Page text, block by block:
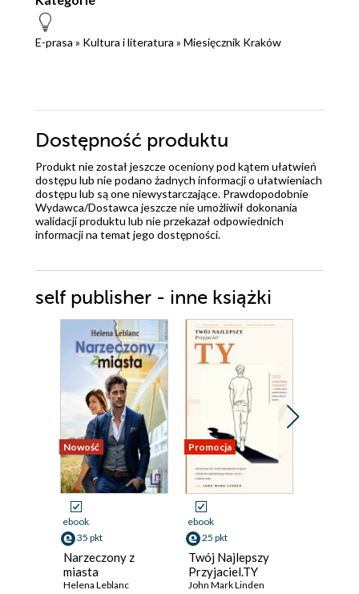
E-prasa » Kultura i literatura » Miesięcznik Kraków
Dostępność produktu
Produkt nie został jeszcze oceniony pod kątem ułatwień
dostępu lub nie podano żadnych informacji o ułatwieniach
dostępu lub są one niewystarczające. Prawdopodobnie
Wydawca/Dostawca jeszcze nie umożliwił dokonania
walidacji produktu lub nie przekazał odpowiednich
informacji na temat jego dostępności.
self publisher - inne książki
Nowość
ebook
35 pkt
Narzeczony z
miasta
Helena Leblanc
Promocja
ebook
25 pkt
Twój Najlepszy
Przyjaciel.TY
John Mark Linden